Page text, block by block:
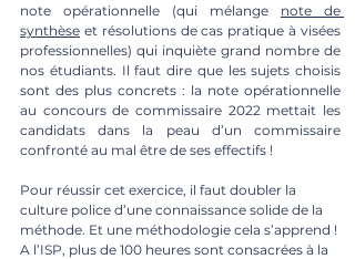
note opérationnelle (qui mélange note de
synthèse et résolutions de cas pratique à visées
professionnelles) qui inquiète grand nombre de
nos étudiants. Il faut dire que les sujets choisis
sont des plus concrets : la note opérationnelle
au concours de commissaire 2022 mettait les
candidats dans la peau d’un commissaire
confronté au mal être de ses effectifs !
Pour réussir cet exercice, il faut doubler la
culture police d’une connaissance solide de la
méthode. Et une méthodologie cela s’apprend !
A l’ISP, plus de 100 heures sont consacrées à la